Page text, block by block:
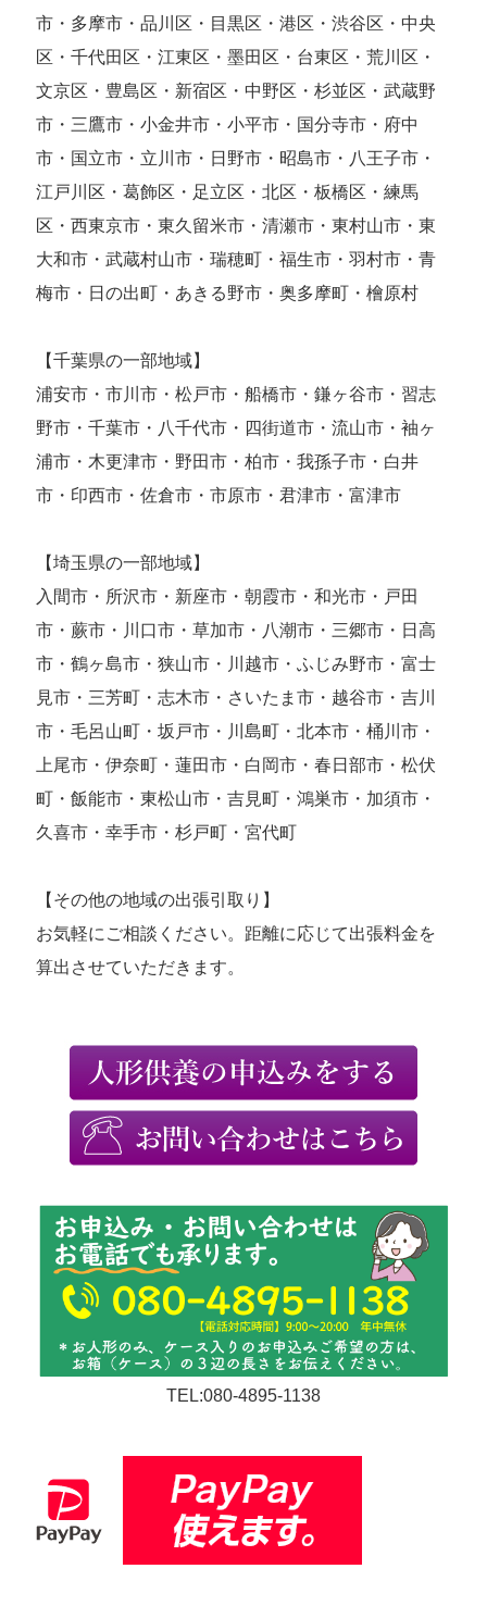
市・多摩市・品川区・目黒区・港区・渋谷区・中央
区・千代田区・江東区・墨田区・台東区・荒川区・
文京区・豊島区・新宿区・中野区・杉並区・武蔵野
市・三鷹市・小金井市・小平市・国分寺市・府中
市・国立市・立川市・日野市・昭島市・八王子市・
江戸川区・葛飾区・足立区・北区・板橋区・練馬
区・西東京市・東久留米市・清瀬市・東村山市・東
大和市・武蔵村山市・瑞穂町・福生市・羽村市・青
梅市・日の出町・あきる野市・奥多摩町・檜原村
【千葉県の一部地域】
浦安市・市川市・松戸市・船橋市・鎌ヶ谷市・習志
野市・千葉市・八千代市・四街道市・流山市・袖ヶ
浦市・木更津市・野田市・柏市・我孫子市・白井
市・印西市・佐倉市・市原市・君津市・富津市
【埼玉県の一部地域】
入間市・所沢市・新座市・朝霞市・和光市・戸田
市・蕨市・川口市・草加市・八潮市・三郷市・日高
市・鶴ヶ島市・狭山市・川越市・ふじみ野市・富士
見市・三芳町・志木市・さいたま市・越谷市・吉川
市・毛呂山町・坂戸市・川島町・北本市・桶川市・
上尾市・伊奈町・蓮田市・白岡市・春日部市・松伏
町・飯能市・東松山市・吉見町・鴻巣市・加須市・
久喜市・幸手市・杉戸町・宮代町
【その他の地域の出張引取り】
お気軽にご相談ください。距離に応じて出張料金を
算出させていただきます。
TEL:080-4895-1138